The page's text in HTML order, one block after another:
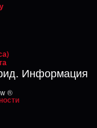
Информация
®